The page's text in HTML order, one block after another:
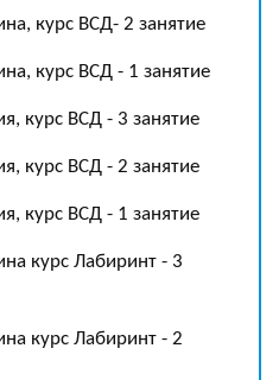
курс ВСД- 2 занятие
курс ВСД - 1 занятие
курс ВСД - 3 занятие
курс ВСД - 2 занятие
курс ВСД - 1 занятие
курс Лабиринт - 3
курс Лабиринт - 2